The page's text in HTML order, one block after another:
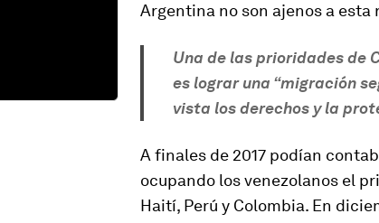
Argentina no son ajenos a esta
Una de las prioridades de
es lograr una “migración
vista los derechos y la
A finales de 2017 podían
ocupando los venezolanos el
Haití, Perú y Colombia. En